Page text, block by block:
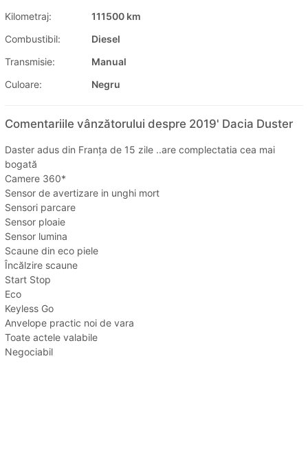
Kilometraj:
111500 km
Combustibil:
Diesel
Transmisie:
Manual
Culoare:
Negru
Comentariile vânzătorului despre 2019' Dacia Duster
Daster adus din Franța de 15 zile ..are complectatia cea mai
bogată
Camere 360*
Sensor de avertizare in unghi mort
Sensori parcare
Sensor ploaie
Sensor lumina
Scaune din eco piele
Încălzire scaune
Start Stop
Eco
Keyless Go
Anvelope practic noi de vara
Toate actele valabile
Negociabil